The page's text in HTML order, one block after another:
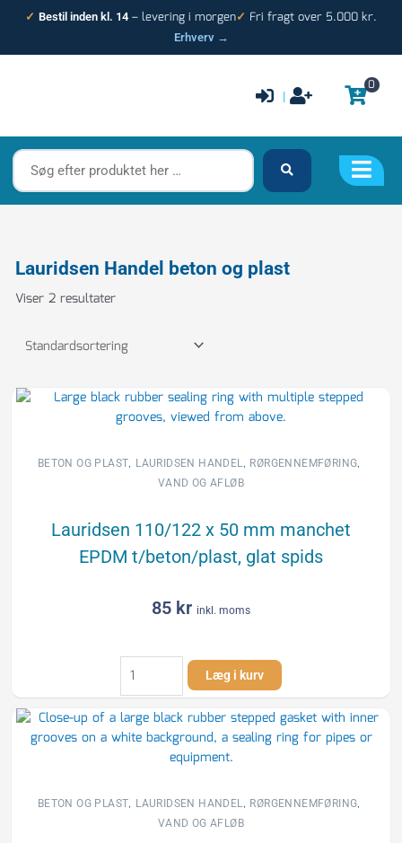
✓ Bestil inden kl. 14 – levering i morgen✓ Fri fragt over 5.000 kr.
Erhverv →
|
0
Søg
efter
produktet
Lauridsen Handel beton og plast
Viser 2 resultater
BETON OG PLAST, LAURIDSEN HANDEL , RØRGENNEMFØRING,
VAND OG AFLØB
Lauridsen 110/122 x 50 mm manchet
EPDM t/beton/plast, glat spids
85 kr inkl. moms
Lauridsen
110/122
x
50
mm
t/beton/plast,
Læg i kurv
BETON OG PLAST, LAURIDSEN HANDEL , RØRGENNEMFØRING,
VAND OG AFLØB